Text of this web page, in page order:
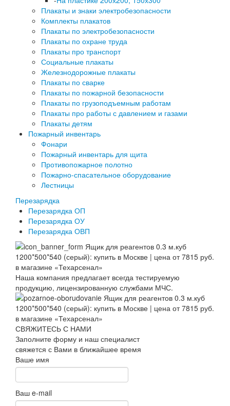
Плакаты и знаки электробезопасности
Комплекты плакатов
Плакаты по электробезопасности
Плакаты по охране труда
Плакаты про транспорт
Социальные плакаты
Железнодорожные плакаты
Плакаты по сварке
Плакаты по пожарной безопасности
Плакаты по грузоподъемным работам
Плакаты про работы с давлением и газами
Плакаты детям
Пожарный инвентарь
Фонари
Пожарный инвентарь для щита
Противопожарное полотно
Пожарно-спасательное оборудование
Лестницы
Перезарядка
Перезарядка ОП
Перезарядка ОУ
Перезарядка ОВП
Наша компания предлагает всегда тестируемую
продукцию, лицензированную службами МЧС.
СВЯЖИТЕСЬ С НАМИ
Заполните форму и наш специалист
свяжется с Вами в ближайшее время
Ваше имя
Ваш e-mail